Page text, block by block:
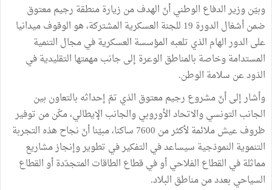
وبيّن وزير الدفاع الوطني أنّ الهدف من زيارة منطقة رجيم معتوق
ضمن أشغال الدورة 19 للجنة العسكرية المشتركة، هو الوقوف ميدانيا
على الدور الهام الذي تلعبه المؤسسة العسكرية في مجال التنمية
المستدامة وخاصة بالمناطق الوعرة إلى جانب مهمتها التقليدية في
الذود عن سلامة الوطن.
وأشار إلى أنّ مشروع رجيم معتوق الذي تمّ إحداثه بالتعاون بين
الجانب التونسي والاتحاد الأوروبي والجانب الإيطالي، مكّن من توفير
ظروف عيش ملائمة لأكثر من 7600 ساكنا، مبيّنا أنّ نجاح هذه التجربة
التنموية النموذجية سيساعد في التفكير في تطوير وإنجاز مشاريع
مماثلة في القطاع الفلاحي أو في قطاع الطاقات المتجدّدة أو القطاع
السياحي بعدد من مناطق البلاد.